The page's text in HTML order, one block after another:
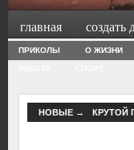
главная создать
ПРИКОЛЫ О ЖИЗНИ
НОВЫЕ→ КРУТОЙ